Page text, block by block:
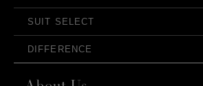
SUIT SELECT
DIFFERENCE